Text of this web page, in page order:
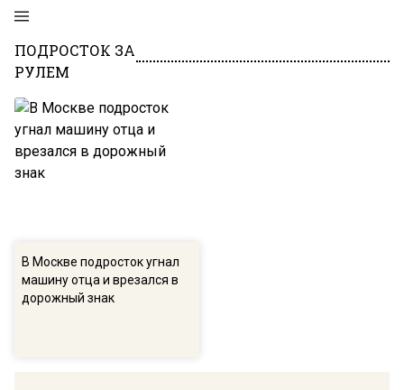
ПОДРОСТОК ЗА
РУЛЕМ
В Москве подросток угнал
машину отца и врезался в
дорожный знак